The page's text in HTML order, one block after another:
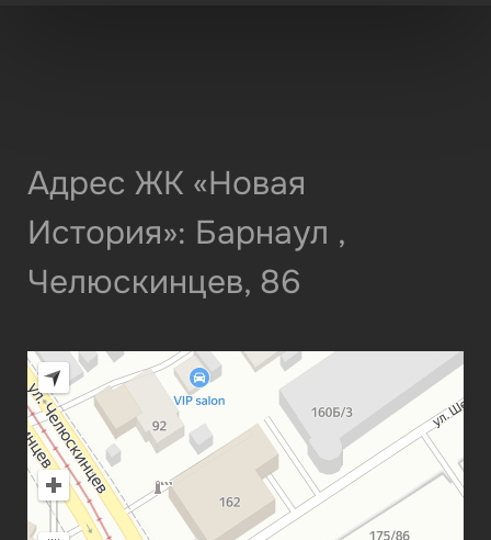
Адрес ЖК «Новая
История»: Барнаул ,
Челюскинцев, 86